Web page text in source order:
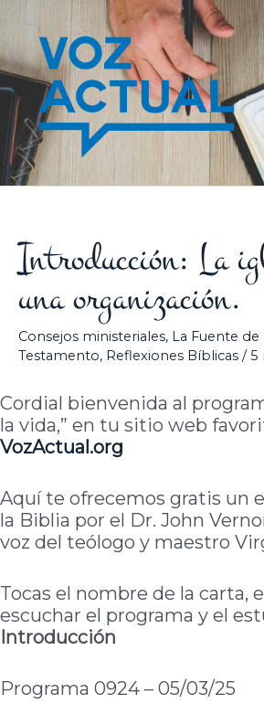
contenido
Introducción: La
una organización.
Consejos ministeriales, La Fuente de
Testamento, Reflexiones Bíblicas /5
Cordial bienvenida al
la vida,” en tu sitio web
VozActual.org
Aquí te ofrecemos gratis un
la Biblia por el Dr. John
voz del teólogo y maestro
Tocas el nombre de la carta,
escuchar el programa y el
Introducción
Programa 0924 – 05/03/25